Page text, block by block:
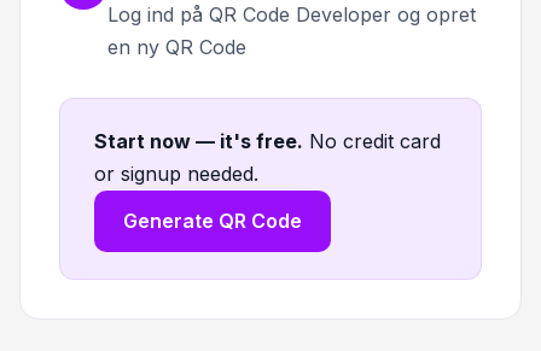
Log ind på QR Code Developer og opret
en ny QR Code
Start now — it's free. No credit card
or signup needed.
Generate QR Code